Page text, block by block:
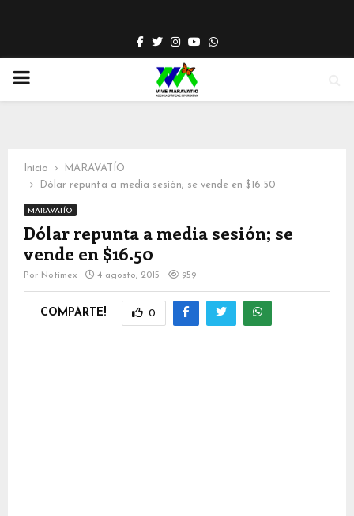
Facebook
TwitterInstagram
YoutubeWhatsapp
PRIMARY
Inicio
MARAVATÍO
Dólar repunta a media sesión; se vende en $16.50
MARAVATÍO
Dólar repunta a media sesión; se
vende en $16.50
Por Notimex 4 agosto, 2015 959
COMPARTE! 0